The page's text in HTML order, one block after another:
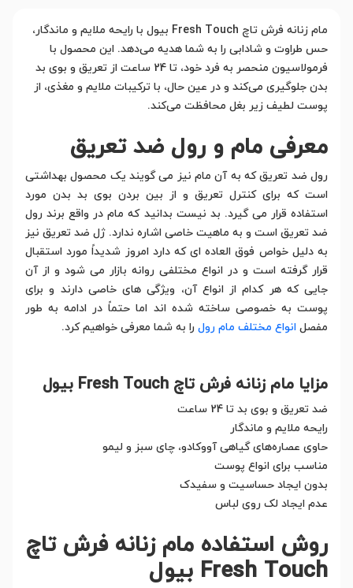
مام زنانه فرش تاچ Fresh Touch بیول با رایحه ملایم و ماندگار،
حس طراوت و شادابی را به شما هدیه می‌دهد. این محصول با
فرمولاسیون منحصر به فرد خود، تا 24 ساعت از تعریق و بوی بد
بدن جلوگیری می‌کند و در عین حال، با ترکیبات ملایم و مغذی، از
پوست لطیف زیر بغل محافظت می‌کند.
معرفی مام و رول ضد تعریق
رول ضد تعریق که به آن مام نیز می گویند یک محصول بهداشتی
است که برای کنترل تعریق و از بین بردن بوی بد بدن مورد
استفاده قرار می گیرد. بد نیست بدانید که مام در واقع برند رول
ضد تعریق است و به ماهیت خاصی اشاره ندارد. ژل ضد تعریق نیز
به دلیل خواص فوق العاده ای که دارد امروز شدیداً مورد استقبال
قرار گرفته است و در انواع مختلفی روانه بازار می شود و از آن
جایی که هر کدام از انواع آن، ویژگی های خاصی دارند و برای
پوست به خصوصی ساخته شده اند اما حتماً در ادامه به طور
مفصل انواع مختلف مام رول را به شما معرفی خواهیم کرد.
مزایا مام زنانه فرش تاچ Fresh Touch بیول
ضد تعریق و بوی بد تا 24 ساعت
رایحه ملایم و ماندگار
حاوی عصاره‌های گیاهی آووکادو، چای سبز و لیمو
مناسب برای انواع پوست
بدون ایجاد حساسیت و سفیدک
عدم ایجاد لک روی لباس
روش استفاده مام زنانه فرش تاچ
Fresh Touch بیول